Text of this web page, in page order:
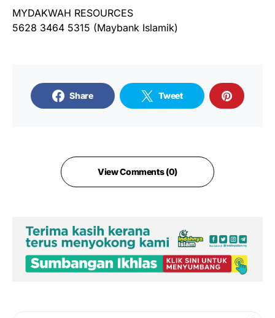
MYDAKWAH RESOURCES
5628 3464 5315 (Maybank Islamik)
Share Tweet
View Comments (0)